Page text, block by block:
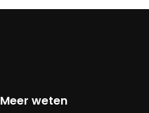
Meer weten